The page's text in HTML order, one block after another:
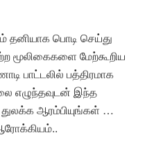
தனியாக பொடி செய்து
மேற்கூறிய
பாட்டலில் பத்திரமாக
எழுந்தவுடன் இந்த
துலக்க ஆரம்பியுங்கள் …